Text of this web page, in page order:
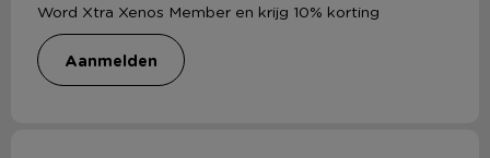
Word Xtra Xenos Member en krijg 10% korting
aanmelden